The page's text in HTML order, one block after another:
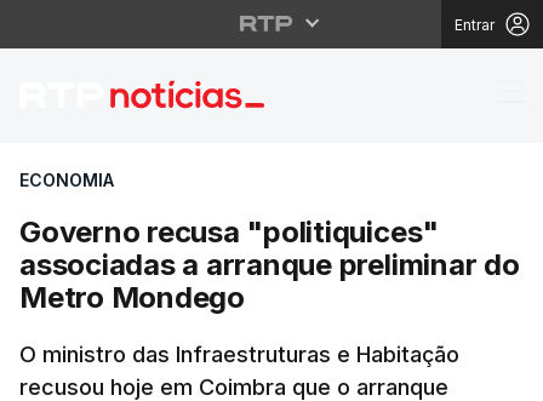
Entrar
Governo recusa
ECONOMIA
Governo recusa "politiquices"
associadas a arranque preliminar do
Metro Mondego
O ministro das Infraestruturas e Habitação
recusou hoje em Coimbra que o arranque